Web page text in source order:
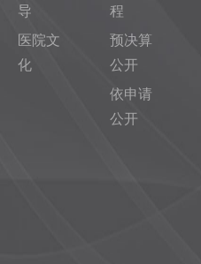
导
医院文
化
程
预决算
公开
依申请
公开